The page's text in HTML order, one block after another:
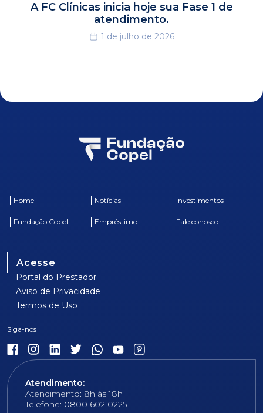
A FC Clínicas inicia hoje sua Fase 1 de
atendimento.
1 de julho de 2026
Home Notícias Investimentos
Fundação Copel Empréstimo Fale conosco
Acesse
Portal do Prestador
Aviso de Privacidade
Termos de Uso
Atendimento:
Atendimento: 8h às 18h
Telefone: 0800 602 0225